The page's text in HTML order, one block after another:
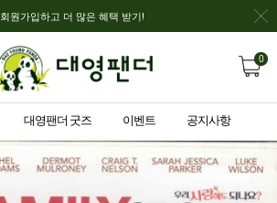
회원가입하고 더 많은 혜택 받기!
0
대영팬더 굿즈 이벤트 공지사항